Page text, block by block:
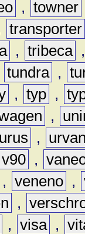
, towner
transporter
, tribeca
tundra ,
, typ ,
,
urus ,
v90 ,
, veneno ,
,
, visa ,